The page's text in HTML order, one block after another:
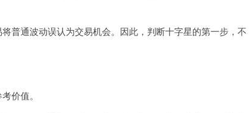
普通波动误认为交易机会。因此，判断十字星的第一步，不
价值。